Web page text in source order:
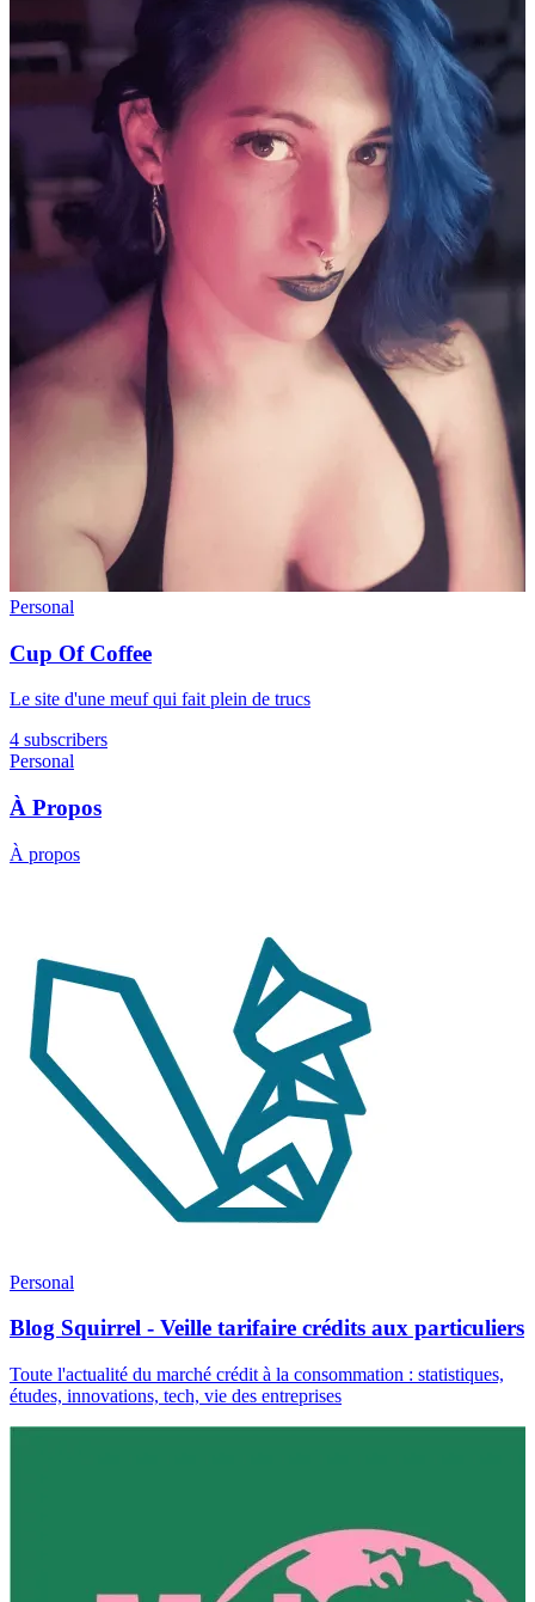
Personal
Cup Of Coffee
Le site d'une meuf qui fait plein de trucs
4 subscribers
Personal
À Propos
À propos
Personal
Blog Squirrel - Veille tarifaire crédits aux particuliers
Toute l'actualité du marché crédit à la consommation : statistiques,
études, innovations, tech, vie des entreprises